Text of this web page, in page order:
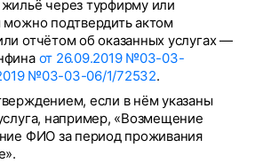
через турфирму или
подтвердить актом
отчётом об оказанных услугах —
от 26.09.2019 №03-03-
№03-03-06/1/72532.
если в нём указаны
например, «Возмещение
ФИО за период проживания